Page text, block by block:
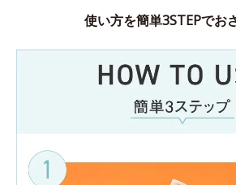
使い方を簡単3STEPでお